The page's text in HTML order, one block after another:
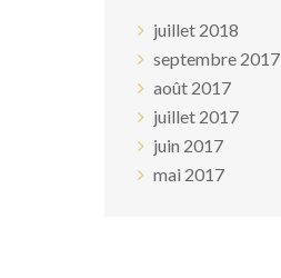
juillet 2018
septembre 2017
août 2017
juillet 2017
juin 2017
mai 2017